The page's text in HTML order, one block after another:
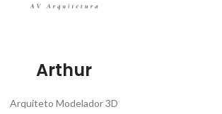
Arthur
Arquiteto Modelador 3D